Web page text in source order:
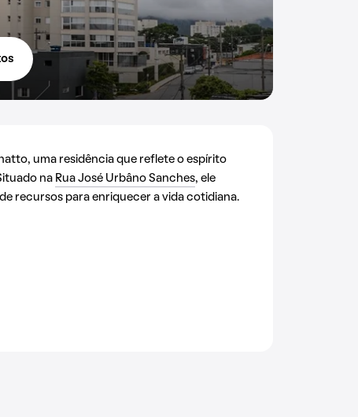
uma residência que reflete o espírito
na Rua José Urbâno Sanches, ele
recursos para enriquecer a vida cotidiana.